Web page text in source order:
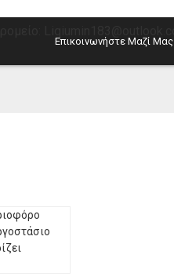
Επικοινωνήστε Μαζί Μας